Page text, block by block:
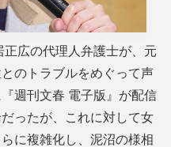
広の代理人弁護士が、元
のトラブルをめぐって声
週刊文春 電子版』が配信
ったが、これに対して女
に複雑化し、泥沼の様相